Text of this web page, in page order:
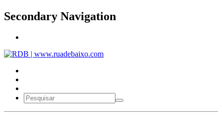
Secondary Navigation